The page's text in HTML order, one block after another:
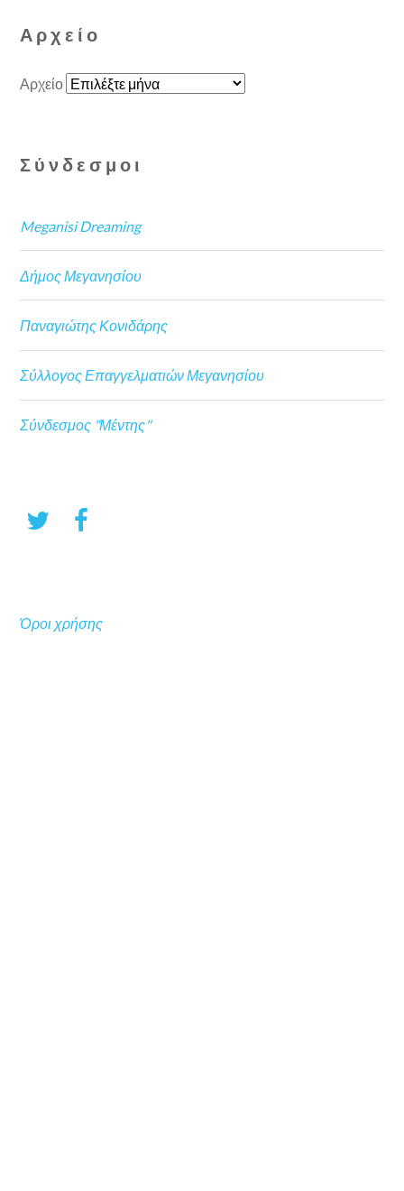
Αρχείο
Αρχείο
Σύνδεσμοι
Meganisi Dreaming
Δήμος Μεγανησίου
Παναγιώτης Κονιδάρης
Σύλλογος Επαγγελματιών Μεγανησίου
Σύνδεσμος "Μέντης"
Όροι χρήσης